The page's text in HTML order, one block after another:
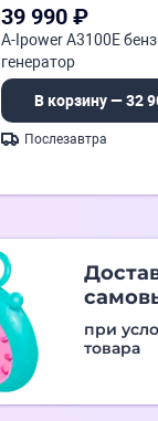
39 990 ₽
A-Ipower A3100E
генератор
В корзину — 32
Послезавтра
при
товара